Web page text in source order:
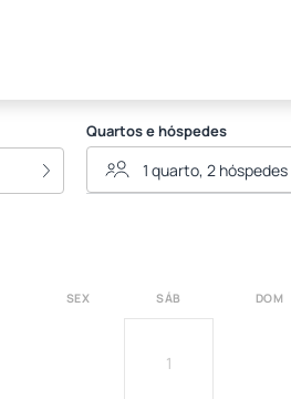
Quartos e hóspedes
SEX SÁB
1
DOM